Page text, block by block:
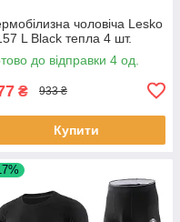
чоловіча Lesko
L Black тепла 4 шт.
до відправки 4 од.
₴ 933 ₴
Купити